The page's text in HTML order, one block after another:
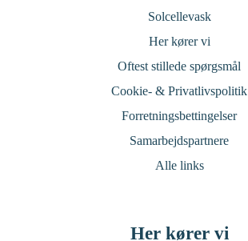
Solcellevask
Her kører vi
Oftest stillede spørgsmål
Cookie- & Privatlivspolitik
Forretningsbettingelser
Samarbejdspartnere
Alle links
Her kører vi